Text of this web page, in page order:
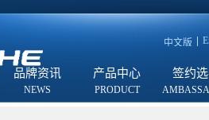
中文版
品牌资讯 产品中心 签约